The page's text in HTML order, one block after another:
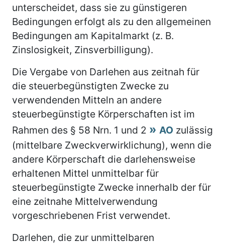
unterscheidet, dass sie zu günstigeren
Bedingungen erfolgt als zu den allgemeinen
Bedingungen am Kapitalmarkt (z. B.
Zinslosigkeit, Zinsverbilligung).
Die Vergabe von Darlehen aus zeitnah für
die steuerbegünstigten Zwecke zu
verwendenden Mitteln an andere
steuerbegünstigte Körperschaften ist im
Rahmen des § 58 Nrn. 1 und 2
AO zulässig
(mittelbare Zweckverwirklichung), wenn die
andere Körperschaft die darlehensweise
erhaltenen Mittel unmittelbar für
steuerbegünstigte Zwecke innerhalb der für
eine zeitnahe Mittelverwendung
vorgeschriebenen Frist verwendet.
Darlehen, die zur unmittelbaren